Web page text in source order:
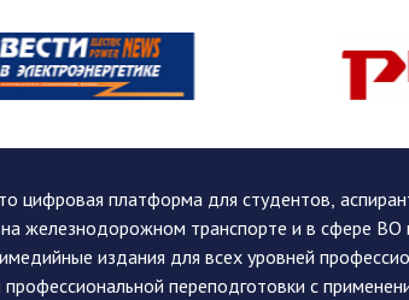
платформа для студентов,
на железнодорожном транспорте и в сфере
издания для всех уровней
переподготовки с